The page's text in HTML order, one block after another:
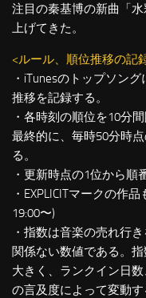
注目の秦基博の新曲「
上げてきた。
<ルール、順位推移の記
・iTunesのトップソン
推移を記録する。
・各時刻の順位を10分間
最終的に、毎時50分時
る。
・更新時点の1位から順
・EXPLICITマークの作
19:00〜)
・指数は音楽の売れ行
関係ない数値である。
大きく、ランクイン日
の言及度によって変動